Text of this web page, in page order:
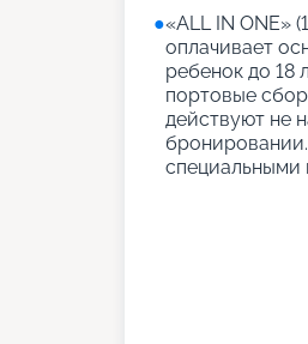
●«АLL IN ONE»
оплачивает
ребенок до 18
портовые
действуют не
специальными